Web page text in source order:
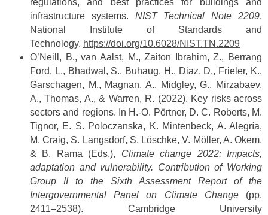
regulations, and best practices for buildings and
infrastructure systems. NIST Technical Note 2209.
National Institute of Standards and
Technology. https://doi.org/10.6028/NIST.TN.2209
O’Neill, B., van Aalst, M., Zaiton Ibrahim, Z., Berrang
Ford, L., Bhadwal, S., Buhaug, H., Diaz, D., Frieler, K.,
Garschagen, M., Magnan, A., Midgley, G., Mirzabaev,
A., Thomas, A., & Warren, R. (2022). Key risks across
sectors and regions. In H.-O. Pörtner, D. C. Roberts, M.
Tignor, E. S. Poloczanska, K. Mintenbeck, A. Alegría,
M. Craig, S. Langsdorf, S. Löschke, V. Möller, A. Okem,
& B. Rama (Eds.), Climate change 2022: Impacts,
adaptation and vulnerability. Contribution of Working
Group II to the Sixth Assessment Report of the
Intergovernmental Panel on Climate Change(pp.
2411–2538). Cambridge University